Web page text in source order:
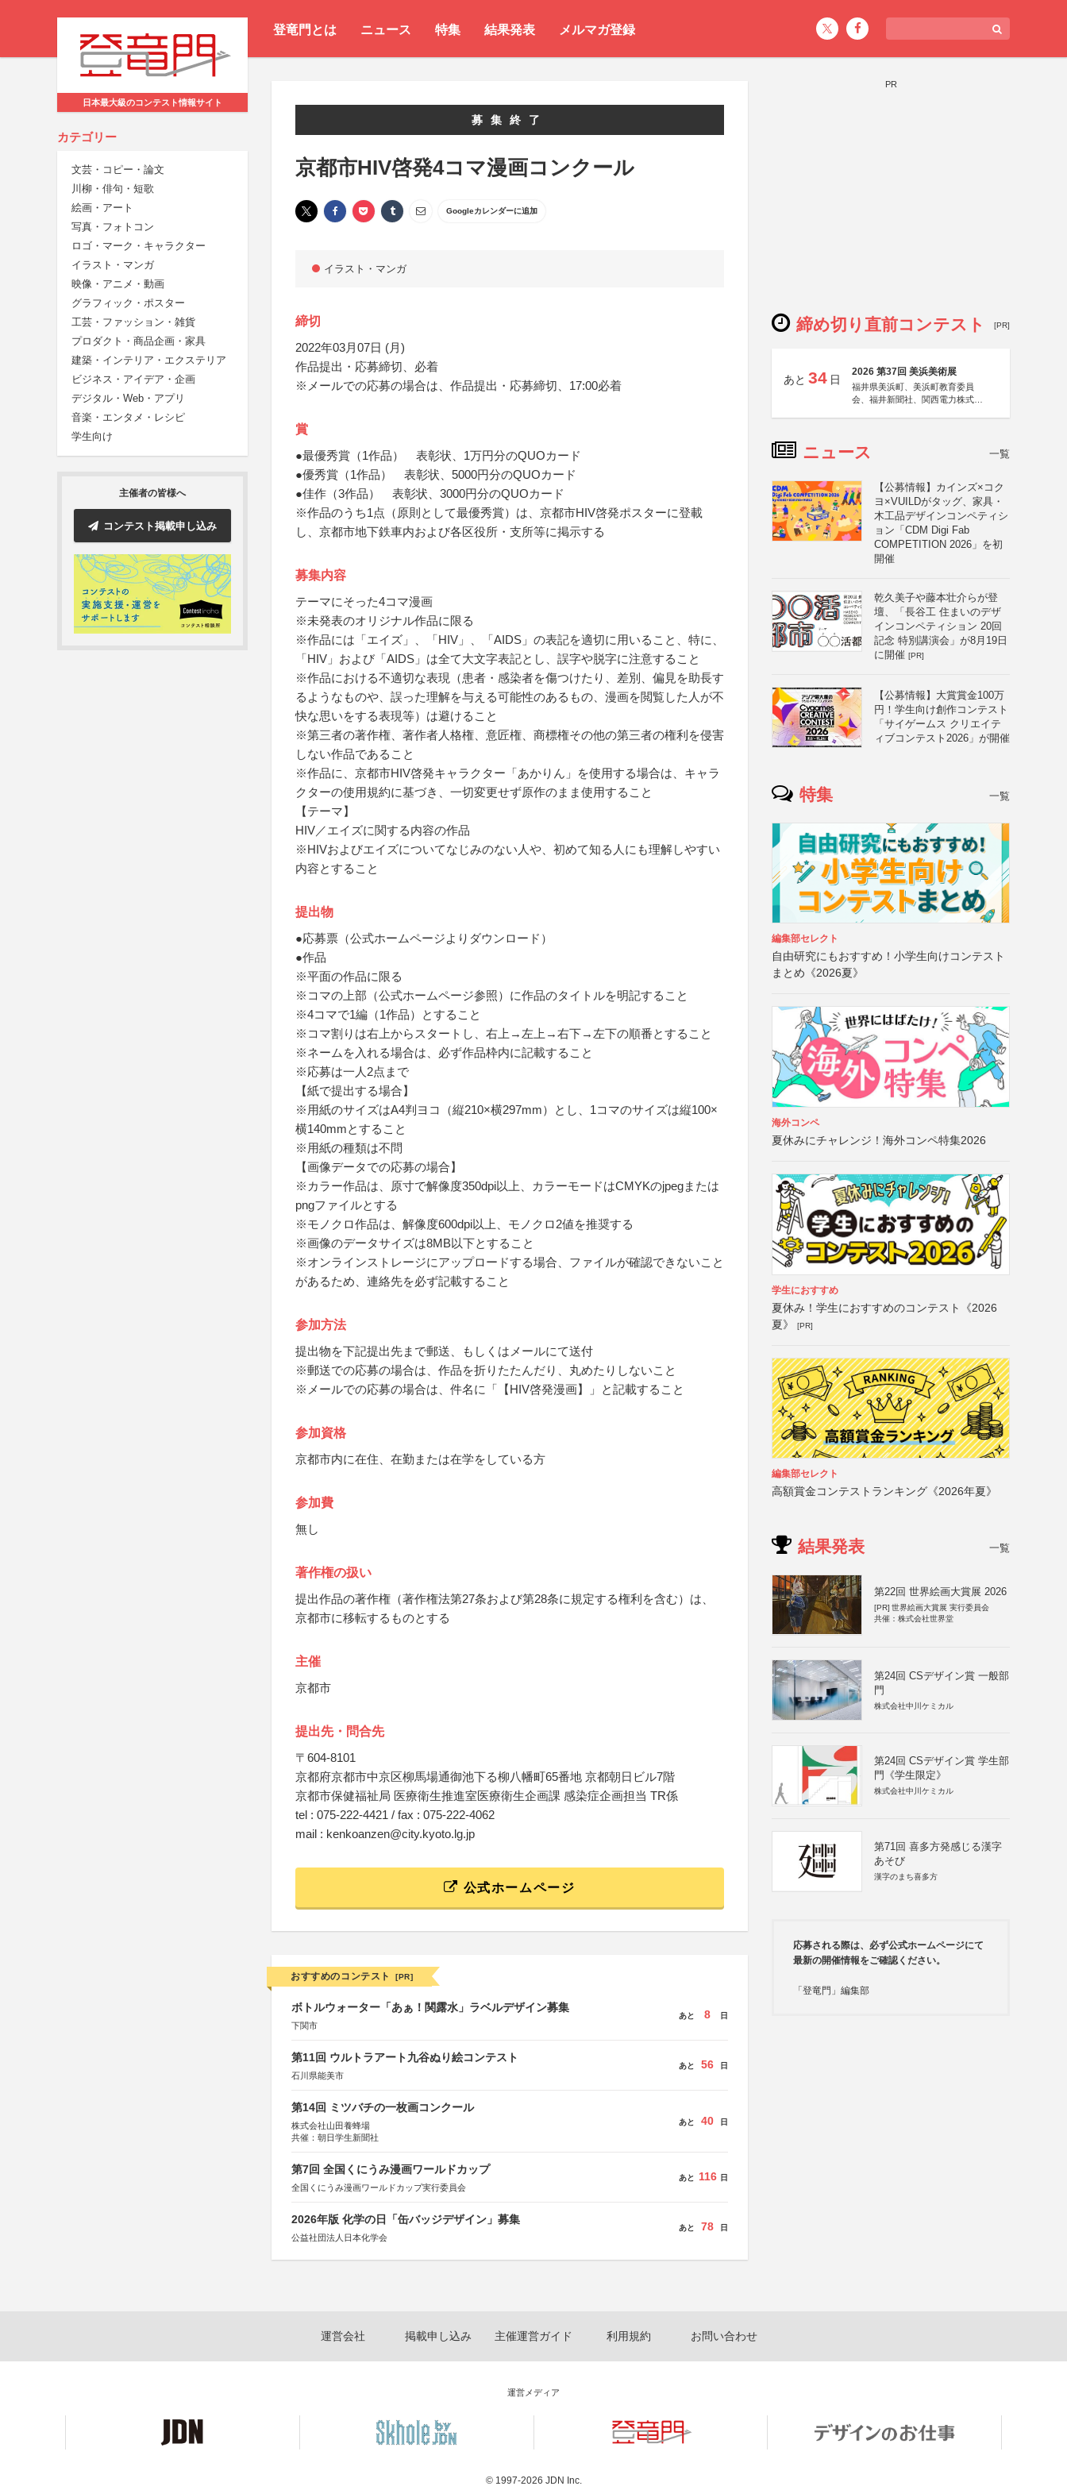
登竜門とは ニュース 特集 結果発表 メルマガ登録
日本最大級のコンテスト情報サイト
カテゴリー
文芸・コピー・論文
川柳・俳句・短歌
絵画・アート
写真・フォトコン
ロゴ・マーク・キャラクター
イラスト・マンガ
映像・アニメ・動画
グラフィック・ポスター
工芸・ファッション・雑貨
プロダクト・商品企画・家具
建築・インテリア・エクステリア
ビジネス・アイデア・企画
デジタル・Web・アプリ
音楽・エンタメ・レシピ
学生向け
主催者の皆様へ
コンテスト掲載申し込み
募集終了
京都市HIV啓発4コマ漫画コンクール
Googleカレンダーに追加
イラスト・マンガ
締切
2022年03月07日 (月)
作品提出・応募締切、必着
※メールでの応募の場合は、作品提出・応募締切、17:00必着
賞
●最優秀賞（1作品） 表彰状、1万円分のQUOカード
●優秀賞（1作品） 表彰状、5000円分のQUOカード
●佳作（3作品） 表彰状、3000円分のQUOカード
※作品のうち1点（原則として最優秀賞）は、京都市HIV啓発ポスターに登載
し、京都市地下鉄車内および各区役所・支所等に掲示する
募集内容
テーマにそった4コマ漫画
※未発表のオリジナル作品に限る
※作品には「エイズ」、「HIV」、「AIDS」の表記を適切に用いること、特に、
「HIV」および「AIDS」は全て大文字表記とし、誤字や脱字に注意すること
※作品における不適切な表現（患者・感染者を傷つけたり、差別、偏見を助長す
るようなものや、誤った理解を与える可能性のあるもの、漫画を閲覧した人が不
快な思いをする表現等）は避けること
※第三者の著作権、著作者人格権、意匠権、商標権その他の第三者の権利を侵害
しない作品であること
※作品に、京都市HIV啓発キャラクター「あかりん」を使用する場合は、キャラ
クターの使用規約に基づき、一切変更せず原作のまま使用すること
【テーマ】
HIV／エイズに関する内容の作品
※HIVおよびエイズについてなじみのない人や、初めて知る人にも理解しやすい
内容とすること
提出物
●応募票（公式ホームページよりダウンロード）
●作品
※平面の作品に限る
※コマの上部（公式ホームページ参照）に作品のタイトルを明記すること
※4コマで1編（1作品）とすること
※コマ割りは右上からスタートし、右上→左上→右下→左下の順番とすること
※ネームを入れる場合は、必ず作品枠内に記載すること
※応募は一人2点まで
【紙で提出する場合】
※用紙のサイズはA4判ヨコ（縦210×横297mm）とし、1コマのサイズは縦100×
横140mmとすること
※用紙の種類は不問
【画像データでの応募の場合】
※カラー作品は、原寸で解像度350dpi以上、カラーモードはCMYKのjpegまたは
pngファイルとする
※モノクロ作品は、解像度600dpi以上、モノクロ2値を推奨する
※画像のデータサイズは8MB以下とすること
※オンラインストレージにアップロードする場合、ファイルが確認できないこと
があるため、連絡先を必ず記載すること
参加方法
提出物を下記提出先まで郵送、もしくはメールにて送付
※郵送での応募の場合は、作品を折りたたんだり、丸めたりしないこと
※メールでの応募の場合は、件名に「【HIV啓発漫画】」と記載すること
参加資格
京都市内に在住、在勤または在学をしている方
参加費
無し
著作権の扱い
提出作品の著作権（著作権法第27条および第28条に規定する権利を含む）は、
京都市に移転するものとする
主催
京都市
提出先・問合先
〒604-8101
京都府京都市中京区柳馬場通御池下る柳八幡町65番地 京都朝日ビル7階
京都市保健福祉局 医療衛生推進室医療衛生企画課 感染症企画担当 TR係
tel : 075-222-4421 / fax : 075-222-4062
mail : kenkoanzen@city.kyoto.lg.jp
公式ホームページ
おすすめのコンテスト [PR]
ボトルウォーター「あぁ！関露水」ラベルデザイン募集
下関市
あと 8 日
第11回 ウルトラアート九谷ぬり絵コンテスト
石川県能美市
あと 56 日
第14回 ミツバチの一枚画コンクール
株式会社山田養蜂場
共催：朝日学生新聞社
あと 40 日
第7回 全国くにうみ漫画ワールドカップ
全国くにうみ漫画ワールドカップ実行委員会
あと 116 日
2026年版 化学の日「缶バッジデザイン」募集
公益社団法人日本化学会
あと 78 日
PR
締め切り直前コンテスト [PR]
あと 34 日
2026 第37回 美浜美術展
福井県美浜町、美浜町教育委員
会、福井新聞社、関西電力株式会
ニュース 一覧
【公募情報】カインズ×コク
ヨ×VUILDがタッグ、家具・
木工品デザインコンペティシ
ョン「CDM Digi Fab
COMPETITION 2026」を初
開催
乾久美子や藤本壮介らが登
壇、「長谷工 住まいのデザ
インコンペティション 20回
記念 特別講演会」が8月19日
に開催 [PR]
【公募情報】大賞賞金100万
円！学生向け創作コンテスト
「サイゲームス クリエイテ
ィブコンテスト2026」が開催
特集 一覧
編集部セレクト
自由研究にもおすすめ！小学生向けコンテスト
まとめ《2026夏》
海外コンペ
夏休みにチャレンジ！海外コンペ特集2026
学生におすすめ
夏休み！学生におすすめのコンテスト《2026
夏》
[PR]
編集部セレクト
高額賞金コンテストランキング《2026年夏》
結果発表 一覧
第22回 世界絵画大賞展 2026
[PR] 世界絵画大賞展 実行委員会
共催：株式会社世界堂
第24回 CSデザイン賞 一般部
門
株式会社中川ケミカル
第24回 CSデザイン賞 学生部
門《学生限定》
株式会社中川ケミカル
第71回 喜多方発感じる漢字
あそび
漢字のまち喜多方
応募される際は、必ず公式ホームページにて
最新の開催情報をご確認ください。
「登竜門」編集部
運営会社 掲載申し込み 主催運営ガイド 利用規約 お問い合わせ
運営メディア
© 1997-2026 JDN Inc.